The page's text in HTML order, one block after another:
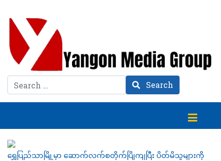
Search Search
ရွှေပြည်သာမြို့မှာ ဆောက်လက်စတိုက်ပြိုကျပြီး ပိတ်မိသူများကို